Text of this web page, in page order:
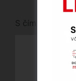
S čím vám